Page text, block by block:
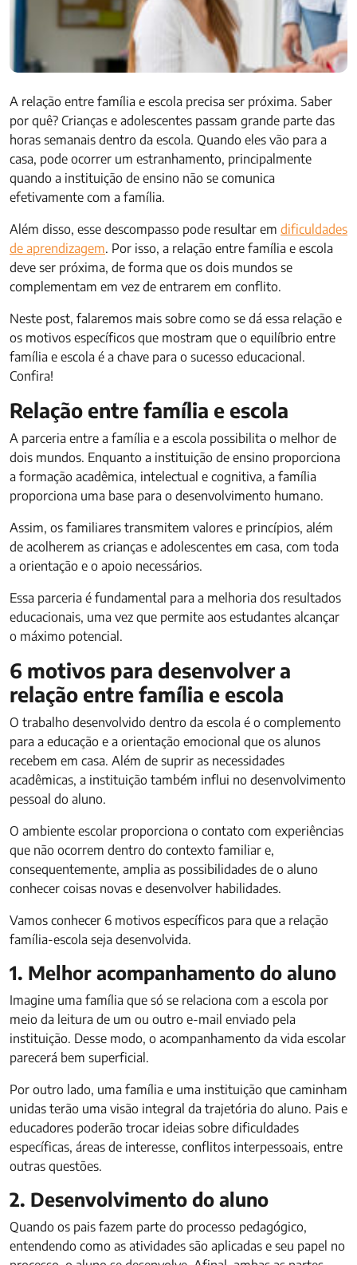
A relação entre família e escola precisa ser próxima. Saber
por quê? Crianças e adolescentes passam grande parte das
horas semanais dentro da escola. Quando eles vão para a
casa, pode ocorrer um estranhamento, principalmente
quando a instituição de ensino não se comunica
efetivamente com a família.
Além disso, esse descompasso pode resultar em dificuldades
de aprendizagem. Por isso, a relação entre família e escola
deve ser próxima, de forma que os dois mundos se
complementam em vez de entrarem em conflito.
Neste post, falaremos mais sobre como se dá essa relação e
os motivos específicos que mostram que o equilíbrio entre
família e escola é a chave para o sucesso educacional.
Confira!
Relação entre família e escola
A parceria entre a família e a escola possibilita o melhor de
dois mundos. Enquanto a instituição de ensino proporciona
a formação acadêmica, intelectual e cognitiva, a família
proporciona uma base para o desenvolvimento humano.
Assim, os familiares transmitem valores e princípios, além
de acolherem as crianças e adolescentes em casa, com toda
a orientação e o apoio necessários.
Essa parceria é fundamental para a melhoria dos resultados
educacionais, uma vez que permite aos estudantes alcançar
o máximo potencial.
6 motivos para desenvolver a
relação entre família e escola
O trabalho desenvolvido dentro da escola é o complemento
para a educação e a orientação emocional que os alunos
recebem em casa. Além de suprir as necessidades
acadêmicas, a instituição também influi no desenvolvimento
pessoal do aluno.
O ambiente escolar proporciona o contato com experiências
que não ocorrem dentro do contexto familiar e,
consequentemente, amplia as possibilidades de o aluno
conhecer coisas novas e desenvolver habilidades.
Vamos conhecer 6 motivos específicos para que a relação
família-escola seja desenvolvida.
1. Melhor acompanhamento do aluno
Imagine uma família que só se relaciona com a escola por
meio da leitura de um ou outro e-mail enviado pela
instituição. Desse modo, o acompanhamento da vida escolar
parecerá bem superficial.
Por outro lado, uma família e uma instituição que caminham
unidas terão uma visão integral da trajetória do aluno. Pais e
educadores poderão trocar ideias sobre dificuldades
específicas, áreas de interesse, conflitos interpessoais, entre
outras questões.
2. Desenvolvimento do aluno
Quando os pais fazem parte do processo pedagógico,
entendendo como as atividades são aplicadas e seu papel no